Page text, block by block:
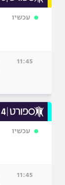
עכשיו
11:45
עכשיו
11:45